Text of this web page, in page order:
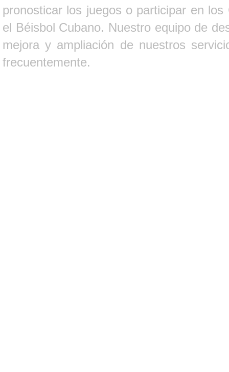
pronosticar los juegos o participar en
el Béisbol Cubano. Nuestro equipo de
mejora y ampliación de nuestros
frecuentemente.